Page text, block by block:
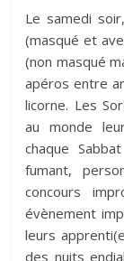
Le samedi
(masqué et
(non masqué
apéros entre
licorne. Les
au monde
chaque
fumant,
concours
évènement
leurs
des nuits